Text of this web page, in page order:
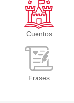
Cuentos
Frases